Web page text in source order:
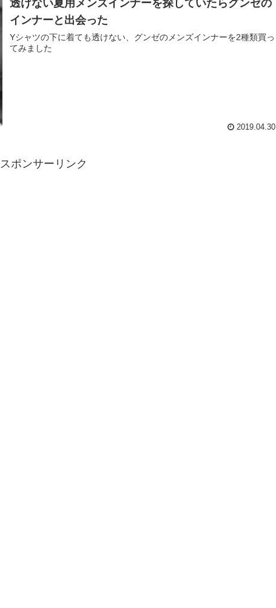
透けない夏用メンズインナーを探していたらグンゼの
インナーと出会った
Yシャツの下に着ても透けない、グンゼのメンズインナーを2種類買っ
てみました
2019.04.30
スポンサーリンク